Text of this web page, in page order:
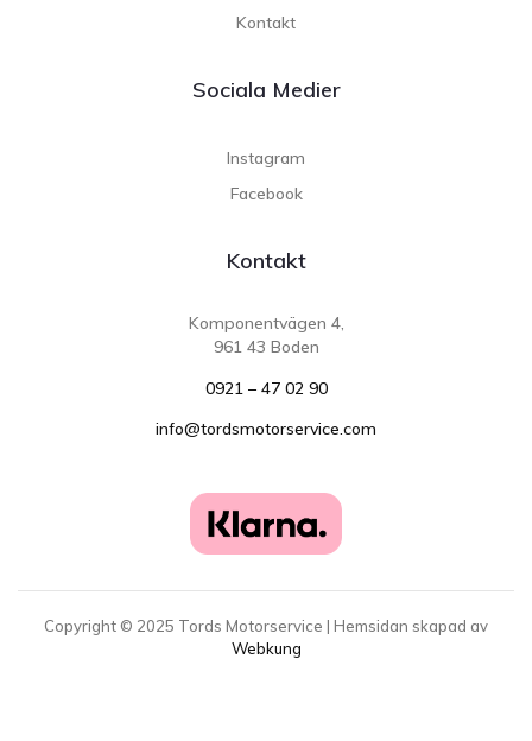
Kontakt
Sociala Medier
Instagram
Facebook
Kontakt
Komponentvägen 4,
961 43 Boden
0921 – 47 02 90
info@tordsmotorservice.com
Copyright © 2025 Tords Motorservice | Hemsidan skapad av
Webkung